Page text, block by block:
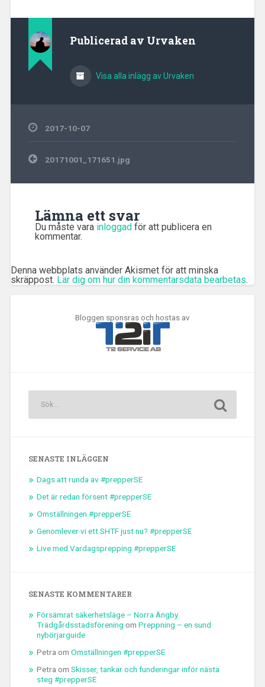
Publicerad av Urvaken
Visa alla inlägg av Urvaken
2017-10-07
Inläggsnavigering
20171001_171651.jpg
Lämna ett svar
Du måste vara inloggad för att publicera en
kommentar.
Denna webbplats använder Akismet för att minska
skräppost. Lär dig om hur din kommentarsdata bearbetas.
Bloggen sponsras och hostas av
SENASTE INLÄGGEN
Dags att runda av #prepperSE
Det är redan försent #prepperSE
Omställningen #prepperSE
Genomlever vi ett SHTF just nu? #prepperSE
Live med Vardagsprepping #prepperSE
SENASTE KOMMENTARER
Försämrat säkerhetsläge – Norra Ängby
Trädgårdsstadsförening om Preppning – en sund
nybörjarguide
Petra om Omställningen #prepperSE
Petra om Skisser, tankar och funderingar inför nästa
steg #prepperSE